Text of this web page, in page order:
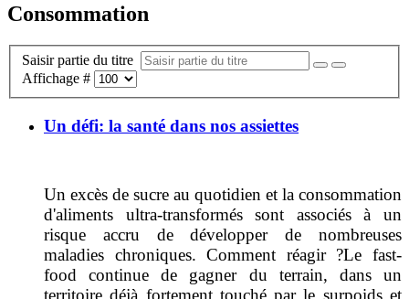
Consommation
Saisir partie du titre
Affichage #
Un défi: la santé dans nos assiettes
Un excès de sucre au quotidien et la consommation
d'aliments ultra-transformés sont associés à un
risque accru de développer de nombreuses
maladies chroniques. Comment réagir ?Le fast-
food continue de gagner du terrain, dans un
territoire déjà fortement touché par le surpoids et